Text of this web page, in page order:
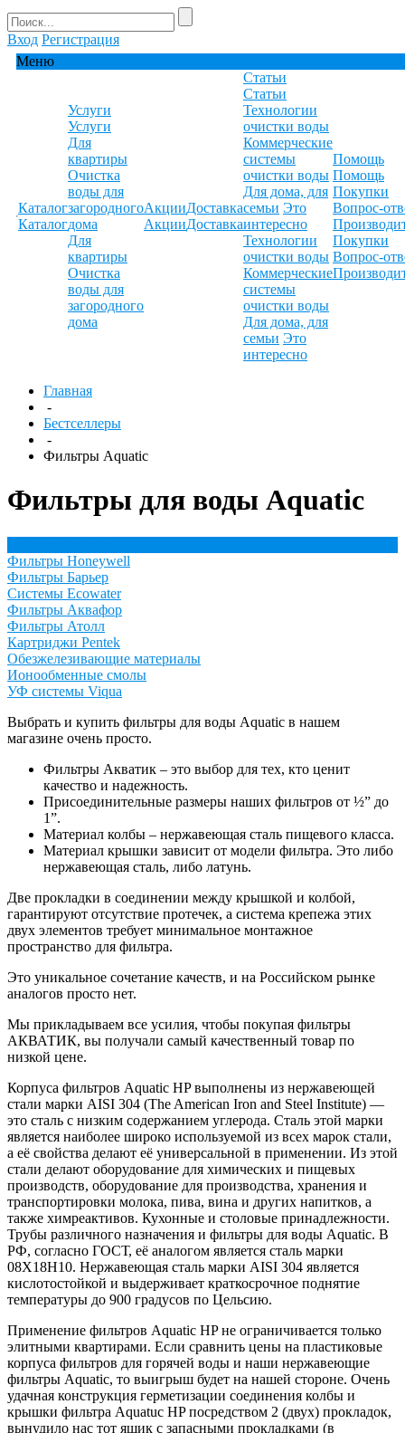
Вход Регистрация
Меню
Каталог
Каталог
Услуги
Услуги
Для
квартиры
Очистка
воды для
загородного
дома
Для
квартиры
Очистка
воды для
загородного
дома
Акции
Акции
Доставка
Доставка
Статьи
Статьи
Технологии
очистки воды
Коммерческие
системы
очистки воды
Для дома, для
семьи Это
интересно
Технологии
очистки воды
Коммерческие
системы
очистки воды
Для дома, для
семьи Это
интересно
Помощь
Помощь
Покупки
Вопрос-
Покупки
Вопрос-
Главная
-
Бестселлеры
-
Фильтры Aquatic
Фильтры для воды Aquatic
Фильтры Honeywell
Фильтры Барьер
Системы Ecowater
Фильтры Аквафор
Фильтры Атолл
Картриджи Pentek
Обезжелезивающие материалы
Ионообменные смолы
УФ системы Viqua
Выбрать и купить фильтры для воды Aquatic в нашем
магазине очень просто.
Фильтры Акватик – это выбор для тех, кто ценит
качество и надежность.
Присоединительные размеры наших фильтров от ½” до
1”.
Материал колбы – нержавеющая сталь пищевого класса.
Материал крышки зависит от модели фильтра. Это либо
нержавеющая сталь, либо латунь.
Две прокладки в соединении между крышкой и колбой,
гарантируют отсутствие протечек, а система крепежа этих
двух элементов требует минимальное монтажное
пространство для фильтра.
Это уникальное сочетание качеств, и на Российском рынке
аналогов просто нет.
Мы прикладываем все усилия, чтобы покупая фильтры
АКВАТИК, вы получали самый качественный товар по
низкой цене.
Корпуса фильтров Aquatic HP выполнены из нержавеющей
стали марки AISI 304 (The American Iron and Steel Institute) —
это сталь с низким содержанием углерода. Сталь этой марки
является наиболее широко используемой из всех марок стали,
а её свойства делают её универсальной в применении. Из этой
стали делают оборудование для химических и пищевых
производств, оборудование для производства, хранения и
транспортировки молока, пива, вина и других напитков, а
также химреактивов. Кухонные и столовые принадлежности.
Трубы различного назначения и фильтры для воды Aquatic. В
РФ, согласно ГОСТ, её аналогом является сталь марки
08Х18Н10. Нержавеющая сталь марки AISI 304 является
кислотостойкой и выдерживает краткосрочное поднятие
температуры до 900 градусов по Цельсию.
Применение фильтров Aquatic HP не ограничивается только
элитными квартирами. Если сравнить цены на пластиковые
корпуса фильтров для горячей воды и наши нержавеющие
фильтры Aquatic, то выигрыш будет на нашей стороне. Очень
удачная конструкция герметизации соединения колбы и
крышки фильтра Aquatuc HP посредством 2 (двух) прокладок,
вынудило нас тот ящик с запасными прокладками (в